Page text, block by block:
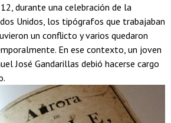
durante una celebración de la
Unidos, los tipógrafos que trabajaban
un conflicto y varios quedaron
En ese contexto, un joven
José Gandarillas debió hacerse cargo